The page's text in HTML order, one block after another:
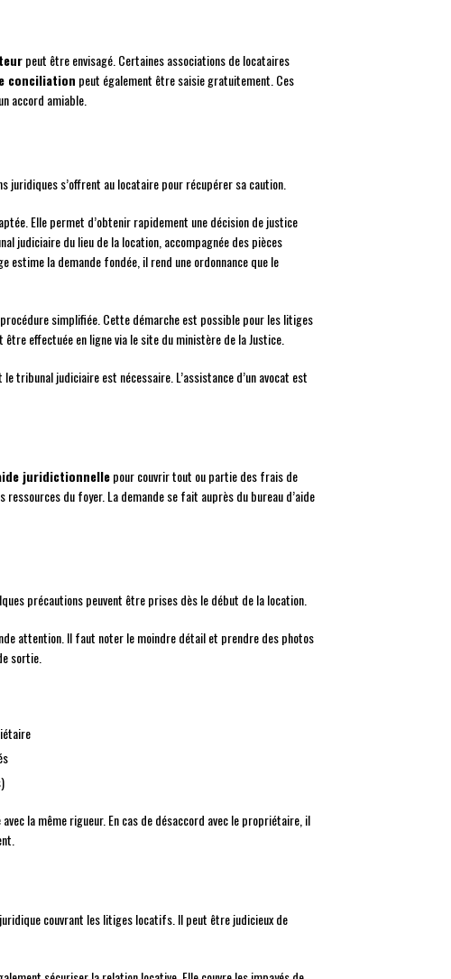
peut être envisagé. Certaines associations de locataires
conciliation peut également être saisie gratuitement. Ces
accord amiable.
juridiques s’offrent au locataire pour récupérer sa caution.
Elle permet d’obtenir rapidement une décision de justice
judiciaire du lieu de la location, accompagnée des pièces
la demande fondée, il rend une ordonnance que le
simplifiée. Cette démarche est possible pour les litiges
effectuée en ligne via le site du ministère de la Justice.
tribunal judiciaire est nécessaire. L’assistance d’un avocat est
juridictionnellepour couvrir tout ou partie des frais de
du foyer. La demande se fait auprès du bureau d’aide
précautions peuvent être prises dès le début de la location.
attention. Il faut noter le moindre détail et prendre des photos
sortie.
la même rigueur. En cas de désaccord avec le propriétaire, il
couvrant les litiges locatifs. Il peut être judicieux de